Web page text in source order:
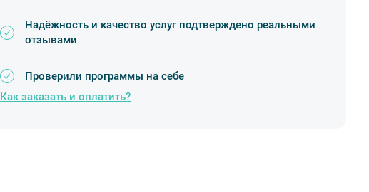
Надёжность и качество услуг подтверждено реальными
отзывами
Проверили программы на себе
Как заказать и оплатить?